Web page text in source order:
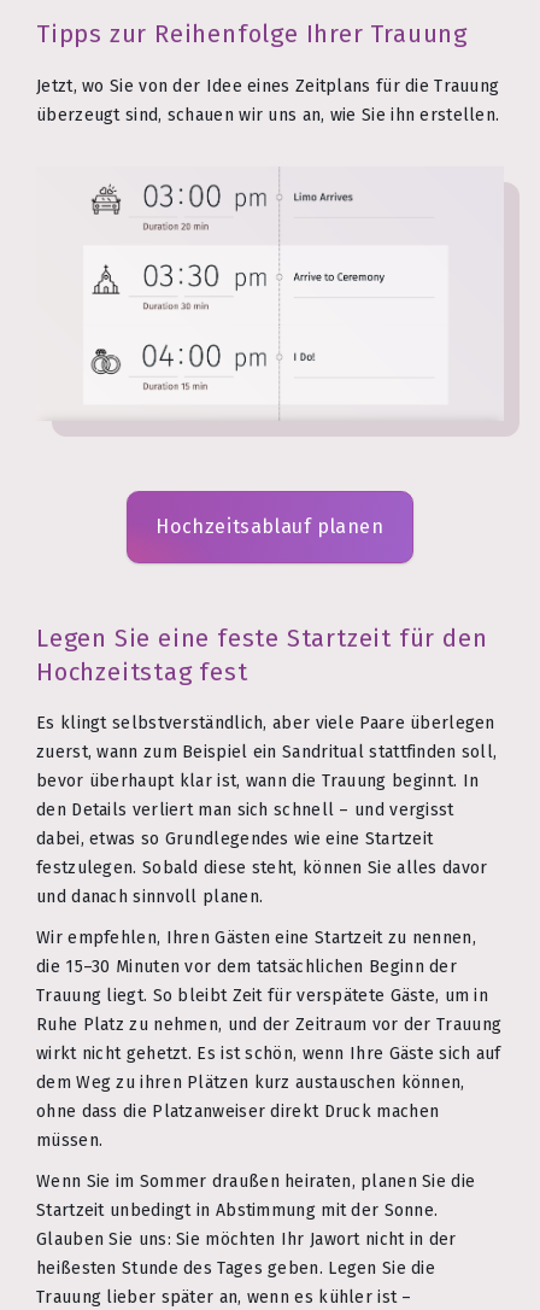
Tipps zur Reihenfolge Ihrer Trauung
Jetzt, wo Sie von der Idee eines Zeitplans für die Trauung
überzeugt sind, schauen wir uns an, wie Sie ihn erstellen.
Hochzeitsablauf planen
Legen Sie eine feste Startzeit für den
Hochzeitstag fest
Es klingt selbstverständlich, aber viele Paare überlegen
zuerst, wann zum Beispiel ein Sandritual stattfinden soll,
bevor überhaupt klar ist, wann die Trauung beginnt. In
den Details verliert man sich schnell – und vergisst
dabei, etwas so Grundlegendes wie eine Startzeit
festzulegen. Sobald diese steht, können Sie alles davor
und danach sinnvoll planen.
Wir empfehlen, Ihren Gästen eine Startzeit zu nennen,
die 15–30 Minuten vor dem tatsächlichen Beginn der
Trauung liegt. So bleibt Zeit für verspätete Gäste, um in
Ruhe Platz zu nehmen, und der Zeitraum vor der Trauung
wirkt nicht gehetzt. Es ist schön, wenn Ihre Gäste sich auf
dem Weg zu ihren Plätzen kurz austauschen können,
ohne dass die Platzanweiser direkt Druck machen
müssen.
Wenn Sie im Sommer draußen heiraten, planen Sie die
Startzeit unbedingt in Abstimmung mit der Sonne.
Glauben Sie uns: Sie möchten Ihr Jawort nicht in der
heißesten Stunde des Tages geben. Legen Sie die
Trauung lieber später an, wenn es kühler ist –